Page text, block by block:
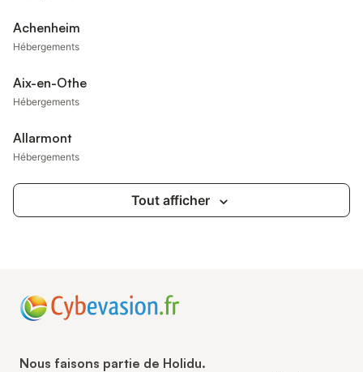
Achenheim
Hébergements
Aix-en-Othe
Hébergements
Allarmont
Hébergements
Tout afficher
Nous faisons partie de Holidu.